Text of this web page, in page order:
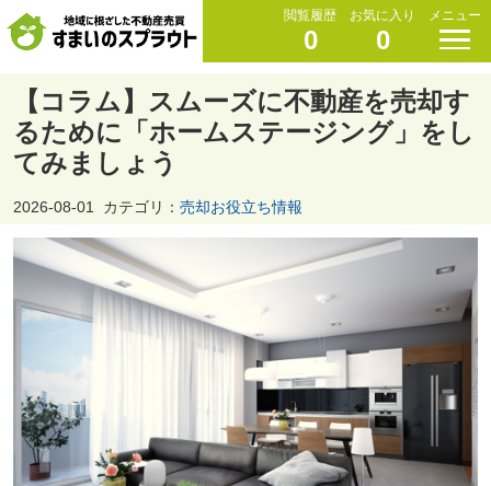
閲覧履歴
0
お気に入り
0
メニュー
【コラム】スムーズに不動産を売却す
るために「ホームステージング」をし
てみましょう
2026-08-01 カテゴリ： 売却お役立ち情報